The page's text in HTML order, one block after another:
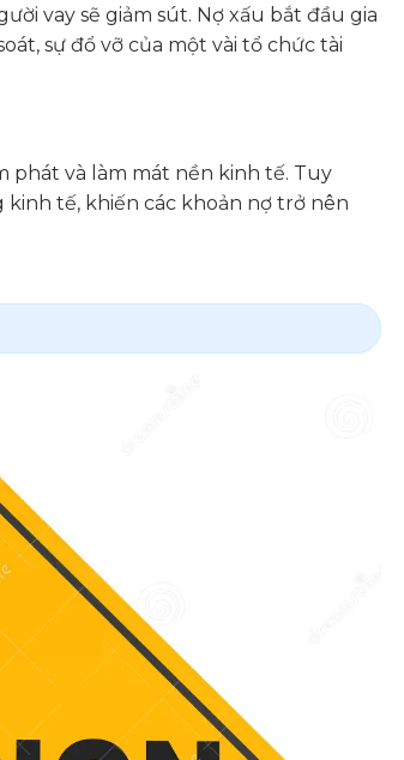
vay sẽ giảm sút. Nợ xấu bắt đầu gia
sự đổ vỡ của một vài tổ chức tài
phát và làm mát nền kinh tế. Tuy
tế, khiến các khoản nợ trở nên